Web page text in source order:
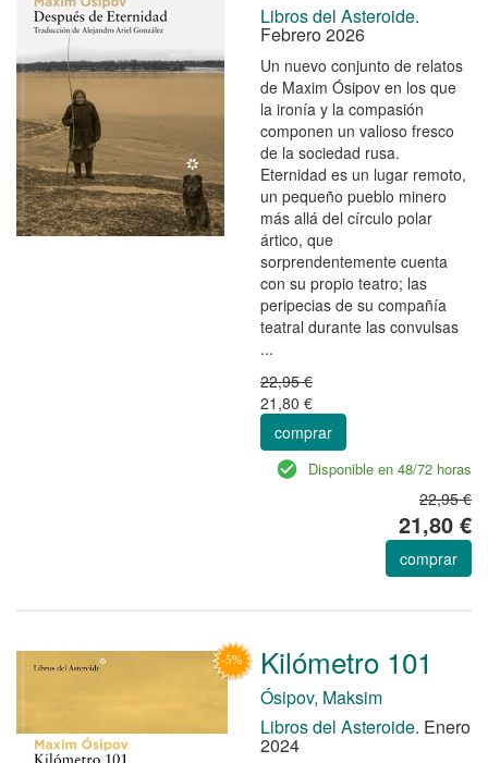
Libros del Asteroide.
Febrero 2026
Un nuevo conjunto de relatos
de Maxim Ósipov en los que
la ironía y la compasión
componen un valioso fresco
de la sociedad rusa.
Eternidad es un lugar remoto,
un pequeño pueblo minero
más allá del círculo polar
ártico, que
sorprendentemente cuenta
con su propio teatro; las
peripecias de su compañía
teatral durante las convulsas
...
22,95 €
21,80 €
comprar
Disponible en 48/72 horas
22,95 €
21,80 €
comprar
Kilómetro 101
Ósipov, Maksim
Libros del Asteroide. Enero
2024